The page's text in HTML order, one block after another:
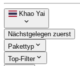
Khao Yai
Nächstgelegen zuerst
Pakettyp
Top-Filter